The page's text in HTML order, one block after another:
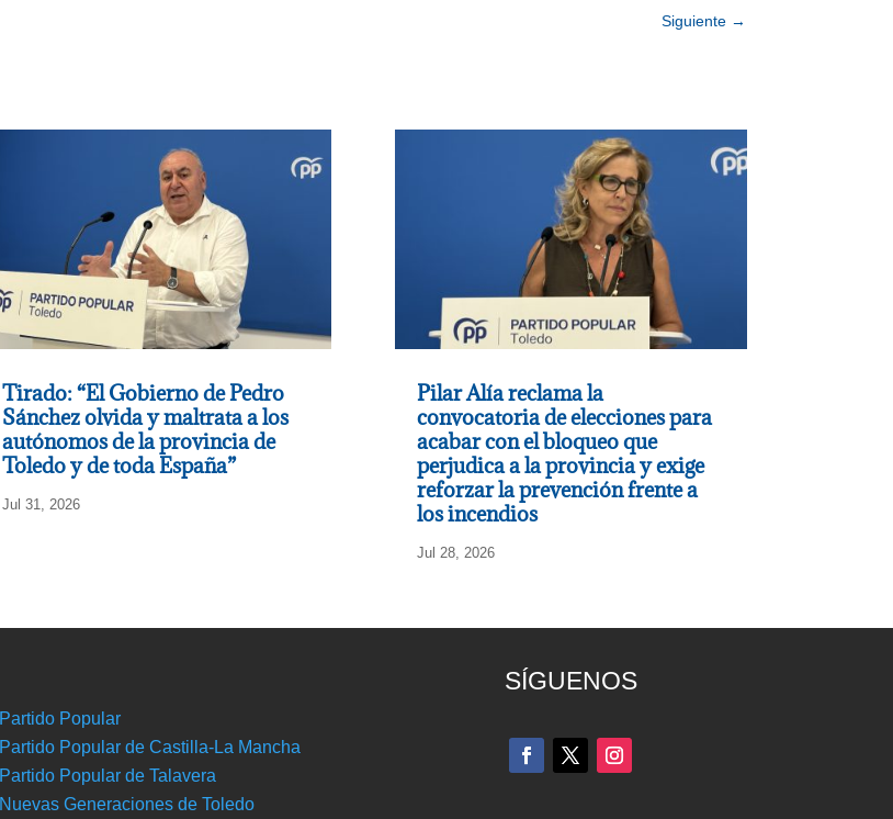
Siguiente→
Tirado: “El Gobierno de Pedro
Sánchez olvida y maltrata a los
autónomos de la provincia de
Toledo y de toda España”
Jul 31, 2026
Pilar Alía reclama la
convocatoria de elecciones para
acabar con el bloqueo que
perjudica a la provincia y exige
reforzar la prevención frente a
los incendios
Jul 28, 2026
Partido Popular
Partido Popular de Castilla-La Mancha
Partido Popular de Talavera
Nuevas Generaciones de Toledo
SÍGUENOS